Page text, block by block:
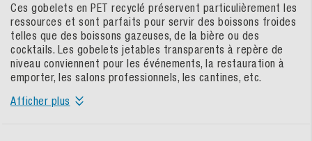
Ces gobelets en PET recyclé préservent particulièrement les
ressources et sont parfaits pour servir des boissons froides
telles que des boissons gazeuses, de la bière ou des
cocktails. Les gobelets jetables transparents à repère de
niveau conviennent pour les événements, la restauration à
emporter, les salons professionnels, les cantines, etc.
Afficher plus